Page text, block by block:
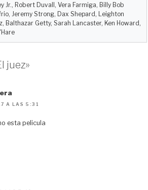
Jr., Robert Duvall, Vera Farmiga, Billy Bob
Jeremy Strong, Dax Shepard, Leighton
Balthazar Getty, Sarah Lancaster, Ken Howard,
juez»
A LAS 5:31
esta pelicula